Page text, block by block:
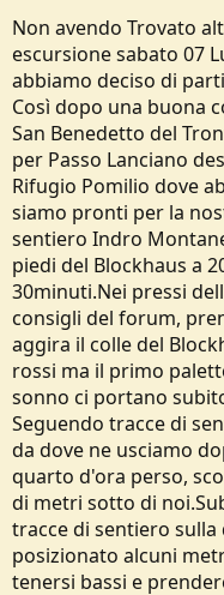
Non avendo Trovato
escursione sabato 07
abbiamo deciso di
Così dopo una buona
San Benedetto del
per Passo Lanciano
Rifugio Pomilio dove
siamo pronti per la
sentiero Indro
piedi del Blockhaus a
30minuti.Nei pressi
consigli del forum,
aggira il colle del
rossi ma il primo
sonno ci portano
Seguendo tracce di
da dove ne usciamo
quarto d'ora perso,
di metri sotto di
tracce di sentiero
posizionato alcuni
tenersi bassi e